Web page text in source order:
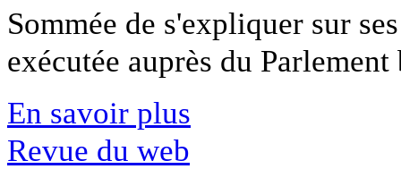
Sommée de s'expliquer sur
exécutée auprès du
En savoir plus
Revue du web